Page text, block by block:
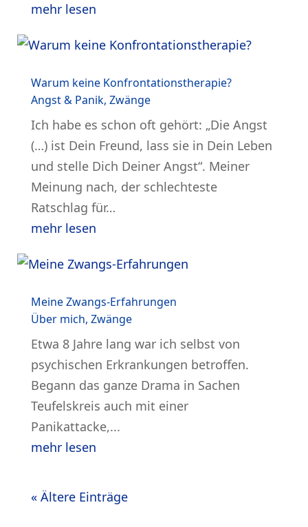
mehr lesen
Warum keine Konfrontationstherapie?
Angst & Panik, Zwänge
Ich habe es schon oft gehört: „Die Angst
(…) ist Dein Freund, lass sie in Dein Leben
und stelle Dich Deiner Angst“. Meiner
Meinung nach, der schlechteste
Ratschlag für…
mehr lesen
Meine Zwangs-Erfahrungen
Über mich, Zwänge
Etwa 8 Jahre lang war ich selbst von
psychischen Erkrankungen betroffen.
Begann das ganze Drama in Sachen
Teufelskreis auch mit einer
Panikattacke,...
mehr lesen
« Ältere Einträge